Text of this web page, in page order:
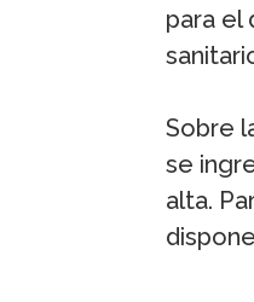
para el
Sobre
se
alta.